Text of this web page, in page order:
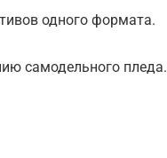
одного формата.
самодельного пледа.